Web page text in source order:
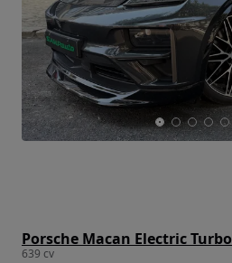
Porsche Macan Electric Turbo
639 cv